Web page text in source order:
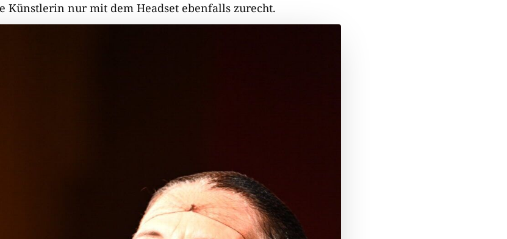
Künstlerin nur mit dem Headset ebenfalls zurecht.